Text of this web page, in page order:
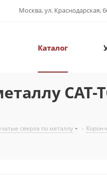
Москва, ул. Краснодарская,
Каталог
CAT-
сверла по металлу -